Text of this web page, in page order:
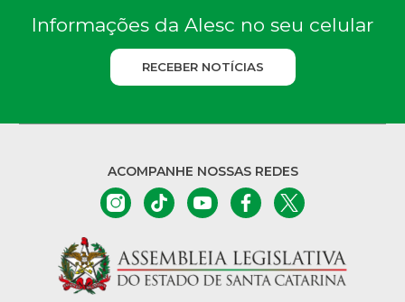
Informações da Alesc no seu celular
RECEBER NOTÍCIAS
ACOMPANHE NOSSAS REDES